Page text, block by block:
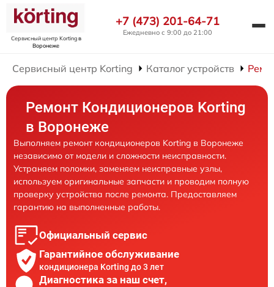
Сервисный центр Kortingв
Воронеже
+7 (473) 201-64-71
Ежедневно с 9:00 до 21:00
Сервисный центр Korting Каталог устройств
Ремонт Кондиционеров Korting
в Воронеже
Выполняем ремонт кондиционеров Korting в Воронеже
независимо от модели и сложности неисправности.
Устраняем поломки, заменяем неисправные узлы,
используем оригинальные запчасти и проводим полную
проверку устройства после ремонта. Предоставляем
гарантию на выполненные работы.
Официальный сервис
Гарантийное обслуживание
кондиционера Korting до 3 лет
Диагностика за наш счет,